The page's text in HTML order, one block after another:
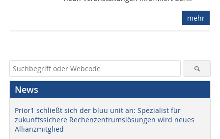
mehr
News
Prior1 schließt sich der bluu unit an: Spezialist für
zukunftssichere Rechenzentrumslösungen wird neues
Allianzmitglied